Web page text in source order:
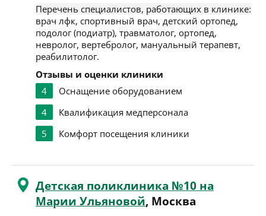
Перечень специалистов, работающих в клинике:
врач лфк, спортивный врач, детский ортопед,
подолог (подиатр), травматолог, ортопед,
невролог, вертебролог, мануальный терапевт,
реабилитолог.
Отзывы и оценки клиники
4
Оснащение оборудованием
4
Квалификация медперсонала
5
Комфорт посещения клиники
Детская поликлиника №10 на
Марии Ульяновой, Москва